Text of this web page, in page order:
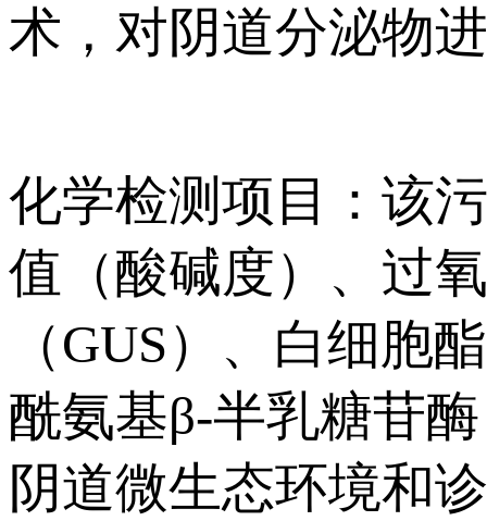
术，对阴道分泌物
化学检测项目：
值（酸碱度）、
（GUS）、白
酰氨基β-半乳糖苷酶
阴道微生态环境和诊